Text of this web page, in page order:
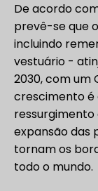
De acordo
prevê-se que
incluindo
vestuário -
2030, com um
crescimento é
ressurgimento
expansão das
tornam os
todo o mundo.